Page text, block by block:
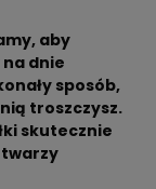
aby
dnie
sposób,
troszczysz.
skutecznie
twarzy